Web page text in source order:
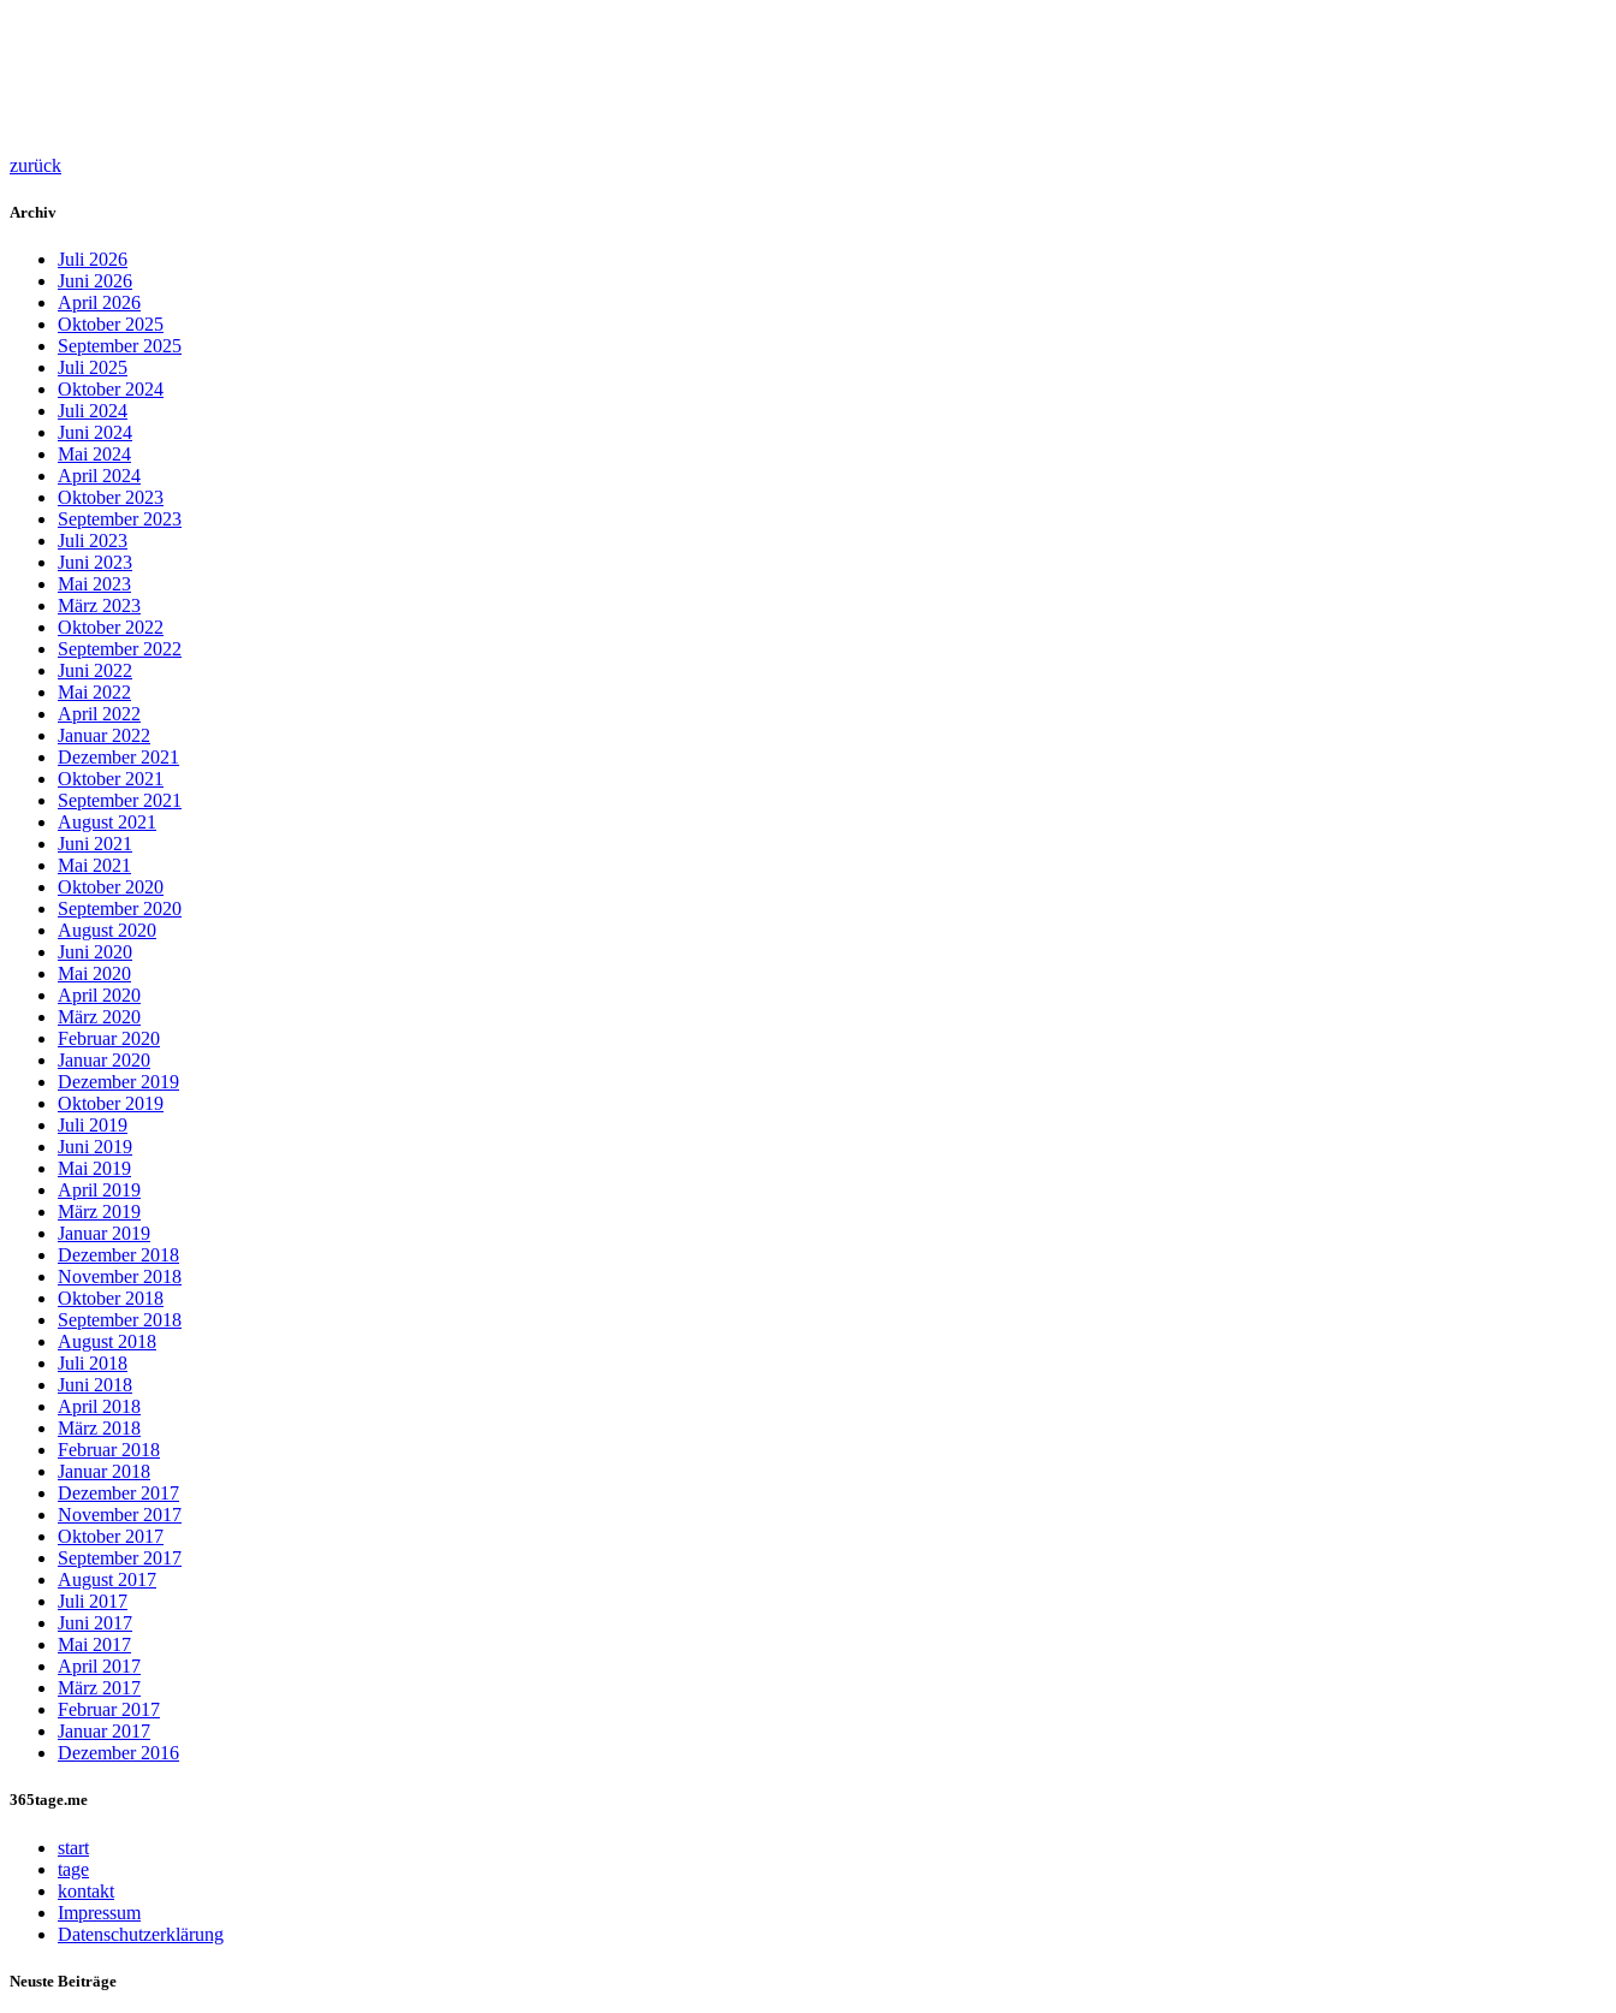
zurück
Archiv
Juli 2026
Juni 2026
April 2026
Oktober 2025
September 2025
Juli 2025
Oktober 2024
Juli 2024
Juni 2024
Mai 2024
April 2024
Oktober 2023
September 2023
Juli 2023
Juni 2023
Mai 2023
März 2023
Oktober 2022
September 2022
Juni 2022
Mai 2022
April 2022
Januar 2022
Dezember 2021
Oktober 2021
September 2021
August 2021
Juni 2021
Mai 2021
Oktober 2020
September 2020
August 2020
Juni 2020
Mai 2020
April 2020
März 2020
Februar 2020
Januar 2020
Dezember 2019
Oktober 2019
Juli 2019
Juni 2019
Mai 2019
April 2019
März 2019
Januar 2019
Dezember 2018
November 2018
Oktober 2018
September 2018
August 2018
Juli 2018
Juni 2018
April 2018
März 2018
Februar 2018
Januar 2018
Dezember 2017
November 2017
Oktober 2017
September 2017
August 2017
Juli 2017
Juni 2017
Mai 2017
April 2017
März 2017
Februar 2017
Januar 2017
Dezember 2016
365tage.me
start
tage
kontakt
Impressum
Datenschutzerklärung
Neuste Beiträge